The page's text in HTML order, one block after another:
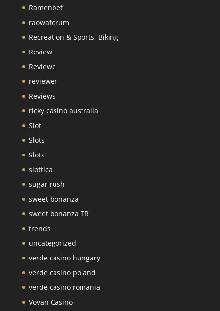
Ramenbet
raowaforum
Recreation & Sports, Biking
Review
Reviewe
reviewer
Reviews
ricky casino australia
Slot
Slots
Slots`
slottica
sugar rush
sweet bonanza
sweet bonanza TR
trends
uncategorized
verde casino hungary
verde casino poland
verde casino romania
Vovan Casino